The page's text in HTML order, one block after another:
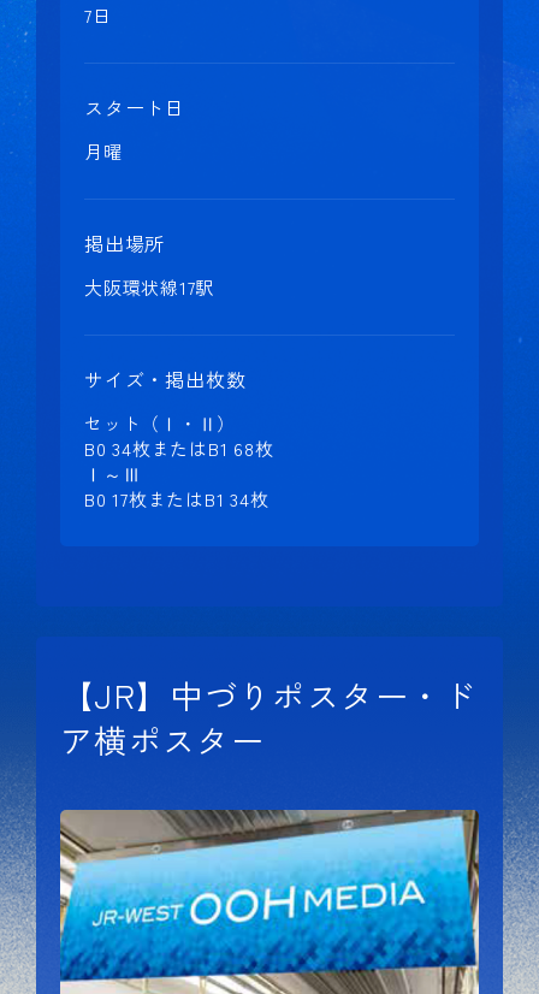
7日
スタート日
月曜
掲出場所
大阪環状線17駅
サイズ・掲出枚数
セット（Ⅰ・Ⅱ）
B0 34枚またはB1 68枚
Ⅰ～Ⅲ
B0 17枚またはB1 34枚
【JR】中づりポスター・ド
ア横ポスター